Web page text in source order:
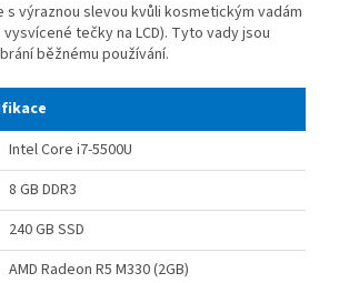
s výraznou slevou kvůli kosmetickým vadám
tečky na LCD). Tyto vady jsou
běžnému používání.
Intel Core i7-5500U
8 GB DDR3
240 GB SSD
AMD Radeon R5 M330 (2GB)